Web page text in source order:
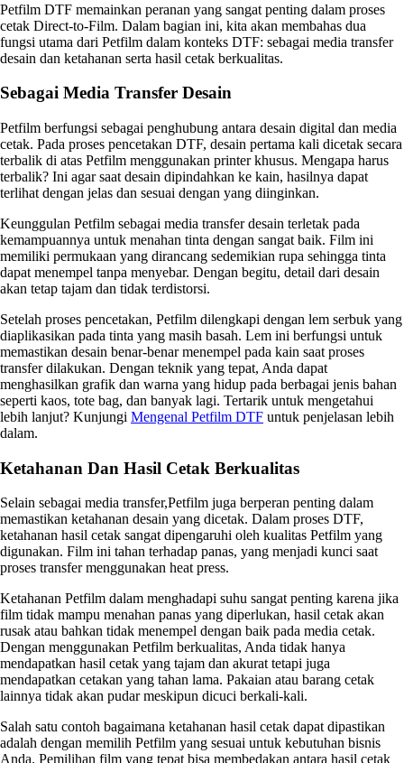
Petfilm DTF memainkan peranan yang sangat penting dalam proses
cetak Direct-to-Film. Dalam bagian ini, kita akan membahas dua
fungsi utama dari Petfilm dalam konteks DTF: sebagai media transfer
desain dan ketahanan serta hasil cetak berkualitas.
Sebagai Media Transfer Desain
Petfilm berfungsi sebagai penghubung antara desain digital dan media
cetak. Pada proses pencetakan DTF, desain pertama kali dicetak secara
terbalik di atas Petfilm menggunakan printer khusus. Mengapa harus
terbalik? Ini agar saat desain dipindahkan ke kain, hasilnya dapat
terlihat dengan jelas dan sesuai dengan yang diinginkan.
Keunggulan Petfilm sebagai media transfer desain terletak pada
kemampuannya untuk menahan tinta dengan sangat baik. Film ini
memiliki permukaan yang dirancang sedemikian rupa sehingga tinta
dapat menempel tanpa menyebar. Dengan begitu, detail dari desain
akan tetap tajam dan tidak terdistorsi.
Setelah proses pencetakan, Petfilm dilengkapi dengan lem serbuk yang
diaplikasikan pada tinta yang masih basah. Lem ini berfungsi untuk
memastikan desain benar-benar menempel pada kain saat proses
transfer dilakukan. Dengan teknik yang tepat, Anda dapat
menghasilkan grafik dan warna yang hidup pada berbagai jenis bahan
seperti kaos, tote bag, dan banyak lagi. Tertarik untuk mengetahui
lebih lanjut? Kunjungi Mengenal Petfilm DTF untuk penjelasan lebih
dalam.
Ketahanan Dan Hasil Cetak Berkualitas
Selain sebagai media transfer,Petfilm juga berperan penting dalam
memastikan ketahanan desain yang dicetak. Dalam proses DTF,
ketahanan hasil cetak sangat dipengaruhi oleh kualitas Petfilm yang
digunakan. Film ini tahan terhadap panas, yang menjadi kunci saat
proses transfer menggunakan heat press.
Ketahanan Petfilm dalam menghadapi suhu sangat penting karena jika
film tidak mampu menahan panas yang diperlukan, hasil cetak akan
rusak atau bahkan tidak menempel dengan baik pada media cetak.
Dengan menggunakan Petfilm berkualitas, Anda tidak hanya
mendapatkan hasil cetak yang tajam dan akurat tetapi juga
mendapatkan cetakan yang tahan lama. Pakaian atau barang cetak
lainnya tidak akan pudar meskipun dicuci berkali-kali.
Salah satu contoh bagaimana ketahanan hasil cetak dapat dipastikan
adalah dengan memilih Petfilm yang sesuai untuk kebutuhan bisnis
Anda. Pemilihan film yang tepat bisa membedakan antara hasil cetak